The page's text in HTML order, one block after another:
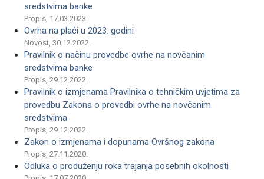
sredstvima banke
Propis, 17.03.2023.
Ovrha na plaći u 2023. godini
Novost, 30.12.2022.
Pravilnik o načinu provedbe ovrhe na novčanim
sredstvima banke
Propis, 29.12.2022.
Pravilnik o izmjenama Pravilnika o tehničkim uvjetima za
provedbu Zakona o provedbi ovrhe na novčanim
sredstvima
Propis, 29.12.2022.
Zakon o izmjenama i dopunama Ovršnog zakona
Propis, 27.11.2020.
Odluka o produženju roka trajanja posebnih okolnosti